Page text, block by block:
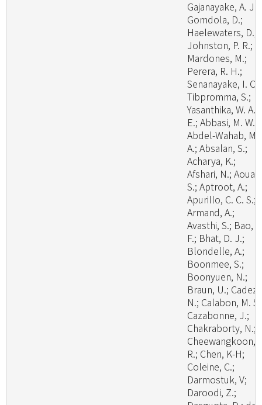
Gajanayake, A. J.;
Gomdola, D.;
Haelewaters, D.;
Johnston, P. R.;
Mardones, M.;
Perera, R. H.;
Senanayake, I. C.;
Tibpromma, S.;
Yasanthika, W. A.
E.; Abbasi, M. W.;
Abdel-Wahab, M.
A.; Absalan, S.;
Acharya, K.;
Afshari, N.; Aouali,
S.; Aptroot, A.;
Apurillo, C. C. S.;
Armand, A.;
Avasthi, S.; Bao,
F.; Bhat, D. J.;
Blondelle, A.;
Boonmee, S.;
Boonyuen, N.;
Braun, U.; Cadez,
N.; Calabon, M.
Cazabonne, J.;
Chakraborty, N.;
Cheewangkoon,
R.; Chen, K-H;
Coleine, C.;
Darmostuk, V;
Daroodi, Z.;